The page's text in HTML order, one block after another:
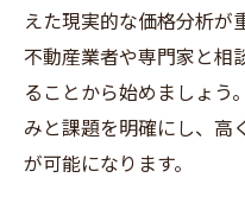
えた現実的な価格分析が
不動産業者や専門家と相
ることから始めましょう
みと課題を明確にし、高
が可能になります。